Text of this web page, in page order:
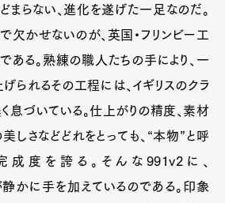
まらない、進化を遂げた一足なのだ。
欠かせないのが、英国・フリンビー工
ある。熟練の職人たちの手により、一
られるその工程には、イギリスのクラ
息づいている。仕上がりの精度、素材
しさなどどれをとっても、“本物”と呼
度を誇る。そんな991v2に、
に手を加えているのである。印象